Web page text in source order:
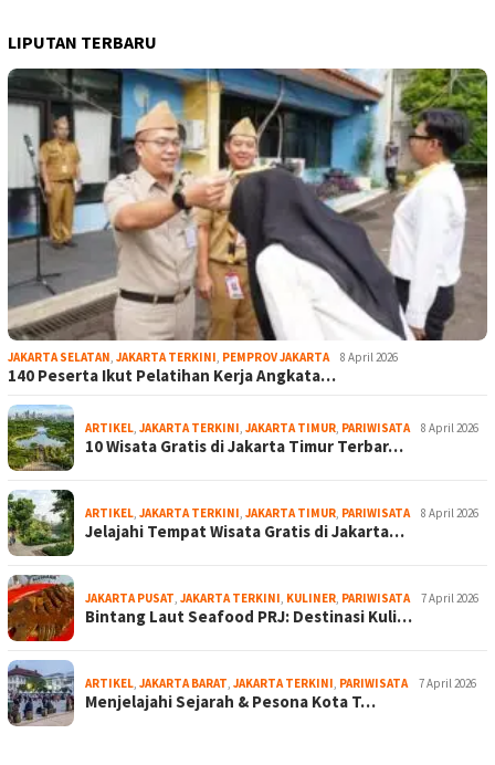
LIPUTAN TERBARU
JAKARTA SELATAN JAKARTA TERKINI PEMPROV JAKARTA 8 April 2026
140 Peserta Ikut Pelatihan Kerja Angkata…
ARTIKEL JAKARTA TERKINI JAKARTA TIMUR PARIWISATA 8 April 2026
10 Wisata Gratis di Jakarta Timur Terbar…
ARTIKEL JAKARTA TERKINI JAKARTA TIMUR PARIWISATA 8 April 2026
Jelajahi Tempat Wisata Gratis di Jakarta…
JAKARTA PUSAT JAKARTA TERKINI KULINER PARIWISATA 7 April 2026
Bintang Laut Seafood PRJ: Destinasi Kuli…
ARTIKEL JAKARTA BARAT JAKARTA TERKINI PARIWISATA 7 April 2026
Menjelajahi Sejarah & Pesona Kota T…